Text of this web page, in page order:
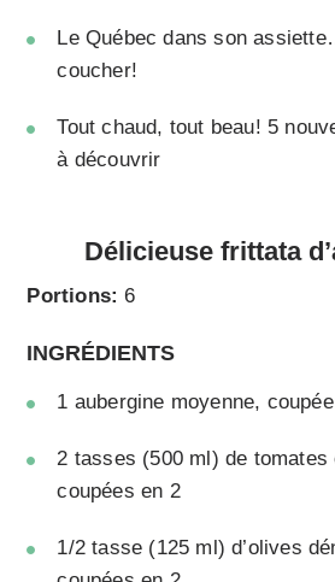
Le Québec dans son
coucher!
Tout chaud, tout beau! 5
à découvrir
Délicieuse frittata
Portions: 6
INGRÉDIENTS
1 aubergine moyenne,
2 tasses (500 ml) de
coupées en 2
1/2 tasse (125 ml) d’olives